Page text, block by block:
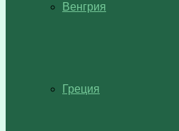
Венгрия
Греция